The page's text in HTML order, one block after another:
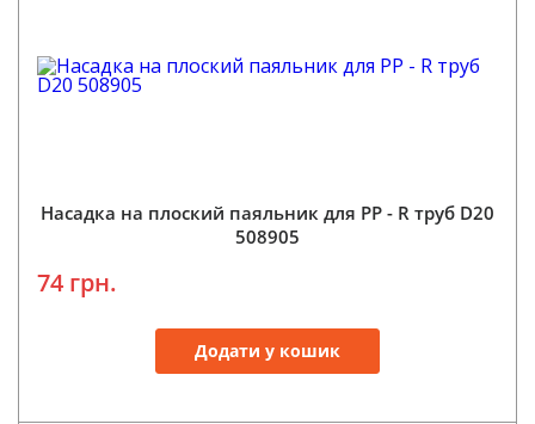
Насадка на плоский паяльник для PP - R труб D20
508905
74 грн.
Додати у кошик